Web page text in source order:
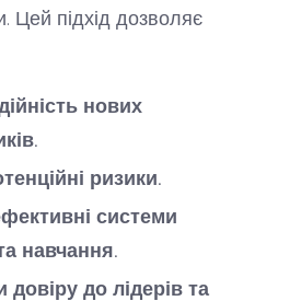
Цей підхід дозволяє
нових
ризики.
системи
навчання.
до лідерів та